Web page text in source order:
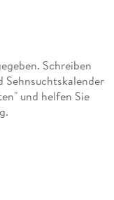
Schreiben
Sehnsuchtskalender
und helfen Sie